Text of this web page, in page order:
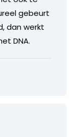
gebeurt
dan werkt
DNA.